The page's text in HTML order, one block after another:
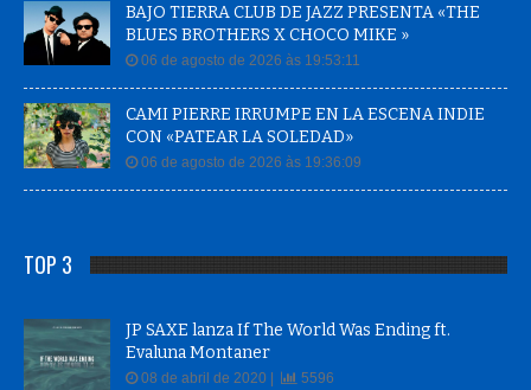
BAJO TIERRA CLUB DE JAZZ PRESENTA «THE
BLUES BROTHERS X CHOCO MIKE »
06 de agosto de 2026 às 19:53:11
CAMI PIERRE IRRUMPE EN LA ESCENA INDIE
CON «PATEAR LA SOLEDAD»
06 de agosto de 2026 às 19:36:09
TOP 3
JP SAXE lanza If The World Was Ending ft.
Evaluna Montaner
08 de abril de 2020 | 5596